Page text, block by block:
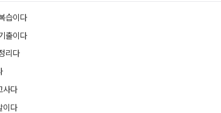
능 #등급향상
습이다
출이다
리다
사다
이다